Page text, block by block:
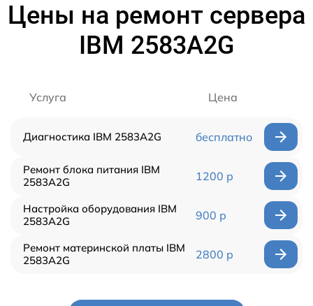
Цены на ремонт сервера
IBM 2583A2G
Услуга Цена
Диагностика IBM 2583A2G бесплатно
Ремонт блока питания IBM
2583A2G
1200 р
Настройка оборудования IBM
2583A2G
900 р
Ремонт материнской платы IBM
2583A2G
2800 р